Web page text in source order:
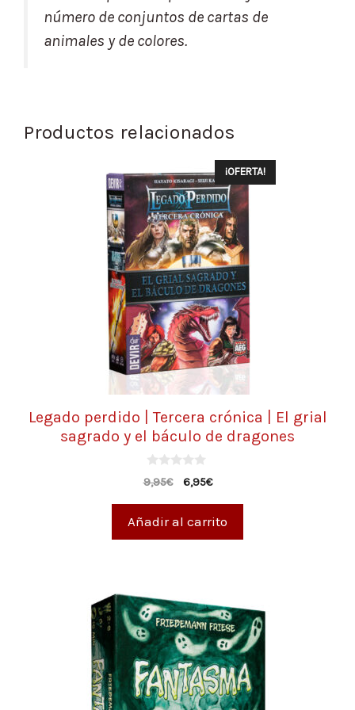
número de conjuntos de cartas de
animales y de colores.
Productos relacionados
¡OFERTA!
Legado perdido | Tercera crónica | El grial
sagrado y el báculo de dragones
0
d
9,95€ 6,95€
Añadir al carrito